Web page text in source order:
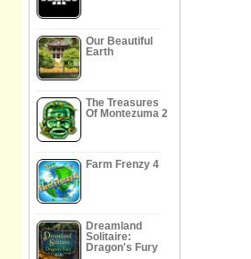
Our Beautiful
Earth
The Treasures
Of Montezuma 2
Farm Frenzy 4
Dreamland
Solitaire:
Dragon's Fury